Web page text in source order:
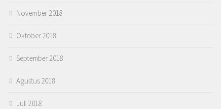
November 2018
Oktober 2018
September 2018
Agustus 2018
Juli 2018